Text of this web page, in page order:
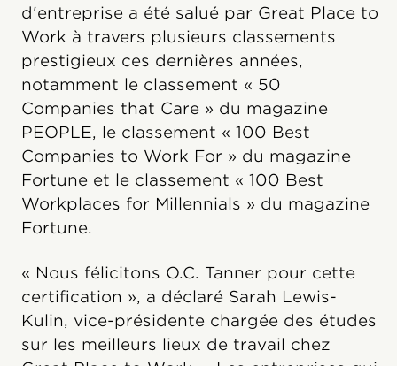
d'entreprise a été salué par Great Place to
Work à travers plusieurs classements
prestigieux ces dernières années,
notamment le classement « 50
Companies that Care » du magazine
PEOPLE, le classement « 100 Best
Companies to Work For » du magazine
Fortune et le classement « 100 Best
Workplaces for Millennials » du magazine
Fortune.
« Nous félicitons O.C. Tanner pour cette
certification », a déclaré Sarah Lewis-
Kulin, vice-présidente chargée des études
sur les meilleurs lieux de travail chez